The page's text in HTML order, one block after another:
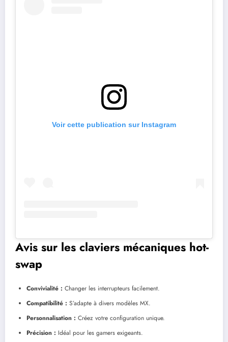
Voir cette publication sur Instagram
Avis sur les claviers mécaniques hot-
swap
Convivialité : Changer les interrupteurs facilement.
Compatibilité : S’adapte à divers modèles MX.
Personnalisation : Créez votre configuration unique.
Précision : Idéal pour les gamers exigeants.